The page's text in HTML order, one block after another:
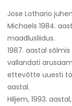
Jose Lothario
Michaels 1984.
maadlusliidus.
1987. aastal
vallandati
ettevõtte uuesti
aastal.
Hiljem, 1993.